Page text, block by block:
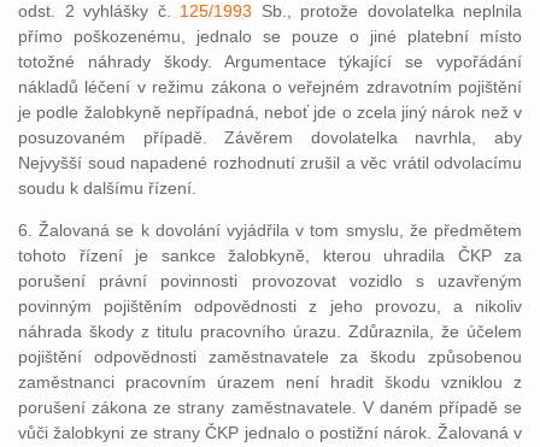
odst. 2 vyhlášky č. 125/1993 Sb., protože dovolatelka neplnila
přímo poškozenému, jednalo se pouze o jiné platební místo
totožné náhrady škody. Argumentace týkající se vypořádání
nákladů léčení v režimu zákona o veřejném zdravotním pojištění
je podle žalobkyně nepřípadná, neboť jde o zcela jiný nárok než v
posuzovaném případě. Závěrem dovolatelka navrhla, aby
Nejvyšší soud napadené rozhodnutí zrušil a věc vrátil odvolacímu
soudu k dalšímu řízení.
6. Žalovaná se k dovolání vyjádřila v tom smyslu, že předmětem
tohoto řízení je sankce žalobkyně, kterou uhradila ČKP za
porušení právní povinnosti provozovat vozidlo s uzavřeným
povinným pojištěním odpovědnosti z jeho provozu, a nikoliv
náhrada škody z titulu pracovního úrazu. Zdůraznila, že účelem
pojištění odpovědnosti zaměstnavatele za škodu způsobenou
zaměstnanci pracovním úrazem není hradit škodu vzniklou z
porušení zákona ze strany zaměstnavatele. V daném případě se
vůči žalobkyni ze strany ČKP jednalo o postižní nárok. Žalovaná v